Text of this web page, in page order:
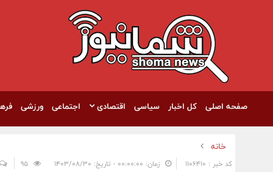
صفحه اصلی کل اخبار سیاسی اقتصادی اجتماعی ورزشی
خانه
کد خبر : 1106410 زمان: ۰۰:۰۰:۰۰ - تاریخ: ۱۴۰۳/۰۸/۳۰